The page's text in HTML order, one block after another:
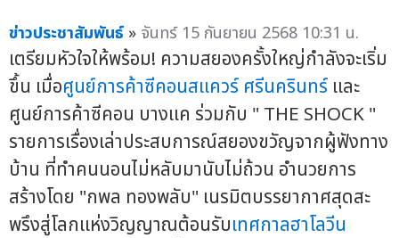
ข่าวประชาสัมพันธ์ » จันทร์ 15 กันยายน 2568 10:31 น.
เตรียมหัวใจให้พร้อม! ความสยองครั้งใหญ่กำลังจะเริ่ม
ขึ้น เมื่อศูนย์การค้าซีคอนสแควร์ ศรีนครินทร์ และ
ศูนย์การค้าซีคอน บางแค ร่วมกับ " THE SHOCK "
รายการเรื่องเล่าประสบการณ์สยองขวัญจากผู้ฟังทาง
บ้าน ที่ทำคนนอนไม่หลับมานับไม่ถ้วน อำนวยการ
สร้างโดย "กพล ทองพลับ" เนรมิตบรรยากาศสุดสะ
พรึงสู่โลกแห่งวิญญาณต้อนรับเทศกาลฮาโลวีน